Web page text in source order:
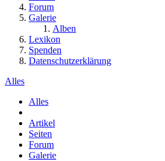
Forum
Galerie
Alben
Lexikon
Spenden
Datenschutzerklärung
Alles
Alles
Artikel
Seiten
Forum
Galerie